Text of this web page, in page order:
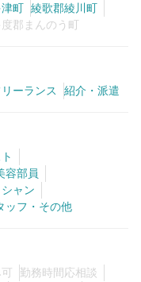
契約社員・パート
件
町 綾歌郡綾川町
郡まんのう町
ーランス 紹介・派遣
容部員
ャン
ッフ・その他
勤務時間応相談